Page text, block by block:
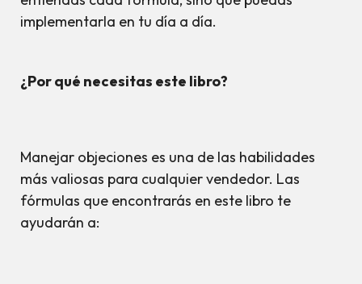
implementarla en tu día a día.
¿Por qué necesitas este libro?
Manejar objeciones es una de las habilidades
más valiosas para cualquier vendedor. Las
fórmulas que encontrarás en este libro te
ayudarán a: